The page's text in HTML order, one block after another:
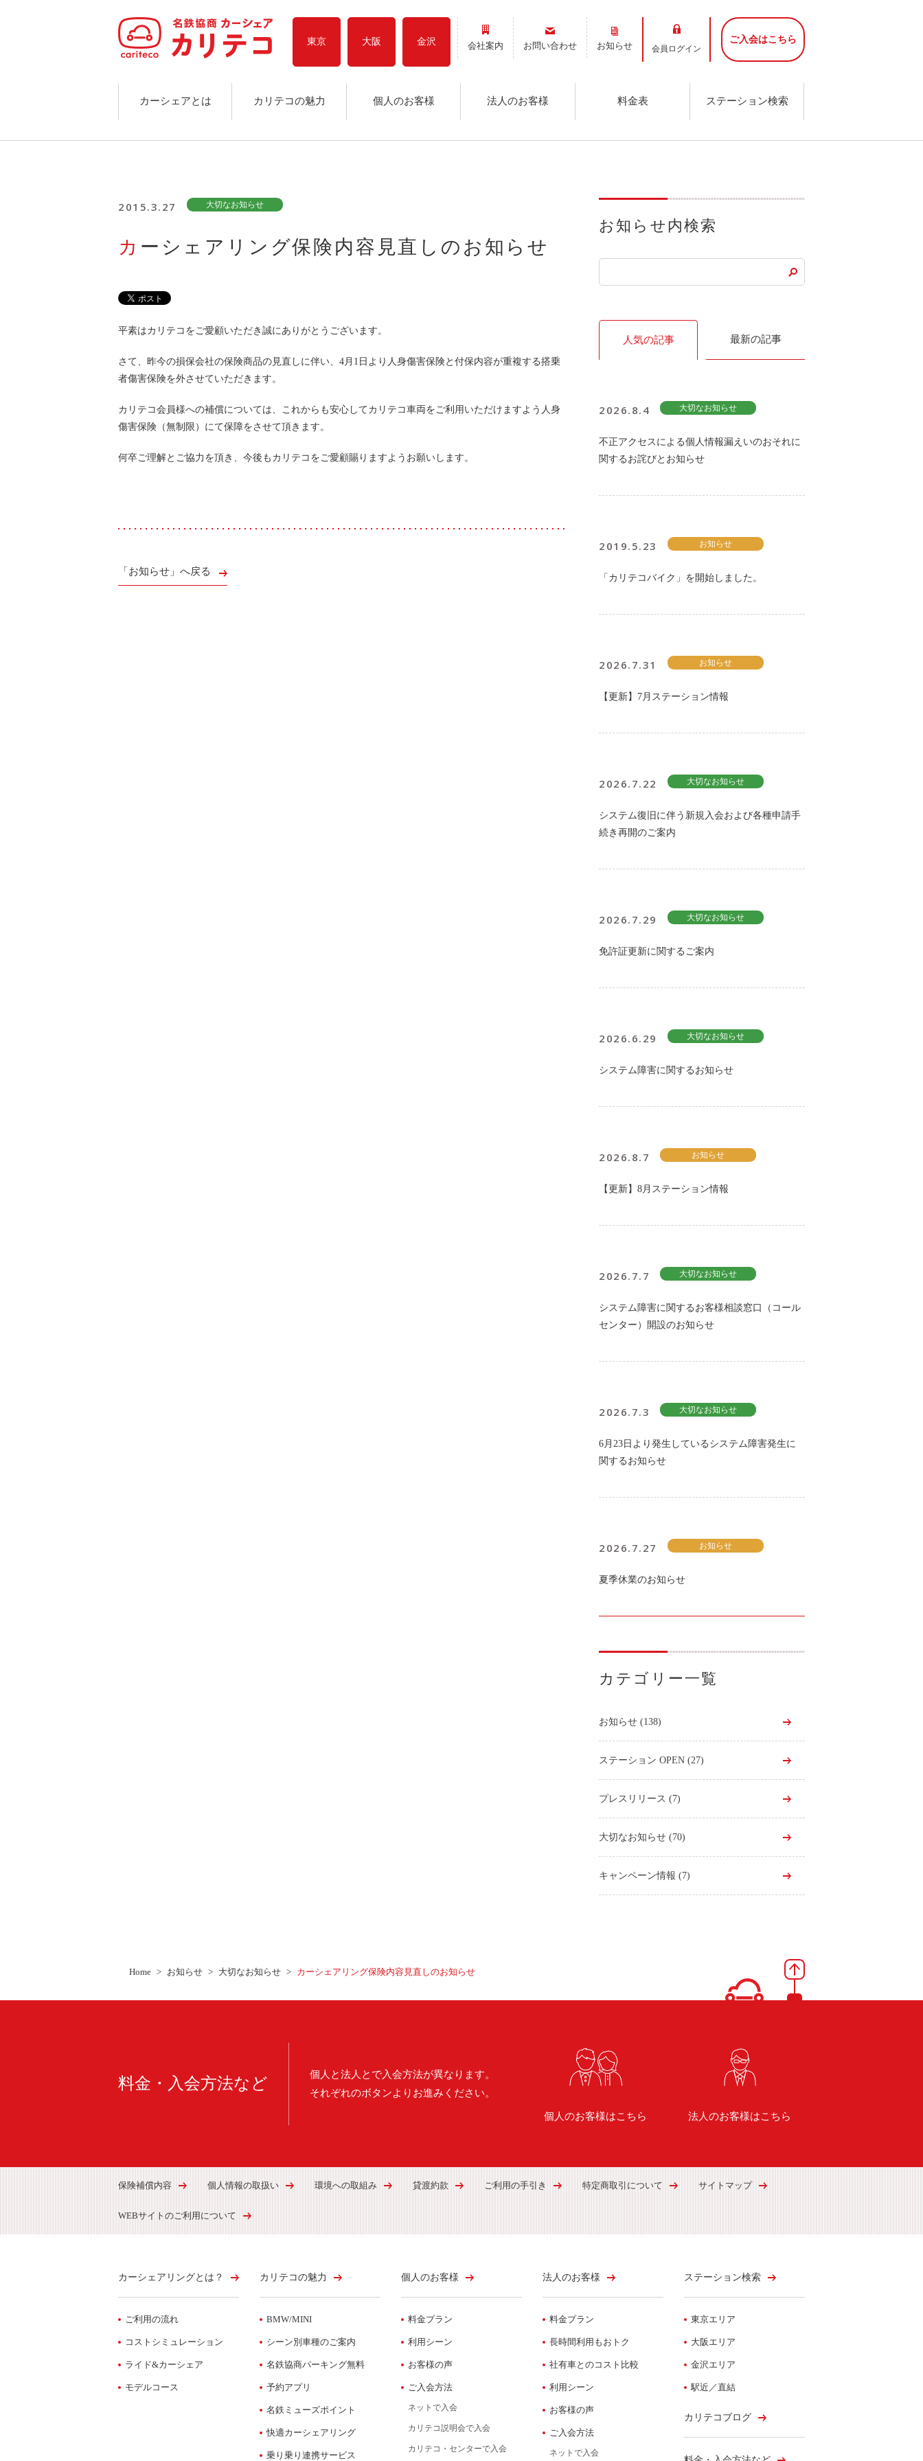
東京 大阪 金沢 会社案内 お問い合わせ お知らせ 会員ログイン
ご入会はこちら
カーシェアとは カリテコの魅力 個人のお客様 法人のお客様 料金表 ステーション検索
2015.3.27 大切なお知らせ
カーシェアリング保険内容見直しのお知らせ
平素はカリテコをご愛顧いただき誠にありがとうございます。
さて、昨今の損保会社の保険商品の見直しに伴い、4月1日より人身傷害保険と付保内容が重複する搭乗
者傷害保険を外させていただきます。
カリテコ会員様への補償については、これからも安心してカリテコ車両をご利用いただけますよう人身
傷害保険（無制限）にて保障をさせて頂きます。
何卒ご理解とご協力を頂き、今後もカリテコをご愛顧賜りますようお願いします。
「お知らせ」へ戻る
お知らせ内検索
人気の記事 最新の記事
2026.8.4 大切なお知らせ
不正アクセスによる個人情報漏えいのおそれに
関するお詫びとお知らせ
2019.5.23 お知らせ
「カリテコバイク」を開始しました。
2026.7.31 お知らせ
【更新】7月ステーション情報
2026.7.22 大切なお知らせ
システム復旧に伴う新規入会および各種申請手
続き再開のご案内
2026.7.29 大切なお知らせ
免許証更新に関するご案内
2026.6.29 大切なお知らせ
システム障害に関するお知らせ
2026.8.7 お知らせ
【更新】8月ステーション情報
2026.7.7 大切なお知らせ
システム障害に関するお客様相談窓口（コール
センター）開設のお知らせ
2026.7.3 大切なお知らせ
6月23日より発生しているシステム障害発生に
関するお知らせ
2026.7.27 お知らせ
夏季休業のお知らせ
カテゴリー一覧
お知らせ (138)
ステーション OPEN (27)
プレスリリース (7)
大切なお知らせ (70)
キャンペーン情報 (7)
Home お知らせ 大切なお知らせ カーシェアリング保険内容見直しのお知らせ
料金・入会方法など
個人と法人とで入会方法が異なります。
それぞれのボタンよりお進みください。
個人のお客様はこちら 法人のお客様はこちら
保険補償内容 個人情報の取扱い 環境への取組み 貸渡約款 ご利用の手引き 特定商取引について サイトマップ
WEBサイトのご利用について
カーシェアリングとは？
ご利用の流れ
コストシミュレーション
ライド&カーシェア
モデルコース
カリテコの魅力
BMW/MINI
シーン別車種のご案内
名鉄協商パーキング無料
予約アプリ
名鉄ミューズポイント
快適カーシェアリング
乗り乗り連携サービス
個人のお客様
料金プラン
利用シーン
お客様の声
ご入会方法
ネットで入会
カリテコ説明会で入会
カリテコ・センターで入会
法人のお客様
料金プラン
長時間利用もおトク
社有車とのコスト比較
利用シーン
お客様の声
ご入会方法
ネットで入会
ステーション検索
東京エリア
大阪エリア
金沢エリア
駅近／直結
カリテコブログ